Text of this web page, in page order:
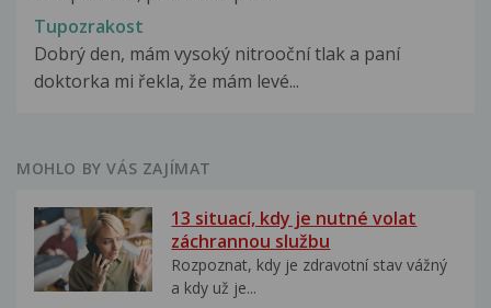
Tupozrakost
Dobrý den, mám vysoký nitrooční tlak a paní
doktorka mi řekla, že mám levé...
MOHLO BY VÁS ZAJÍMAT
13 situací, kdy je nutné volat
záchrannou službu
Rozpoznat, kdy je zdravotní stav vážný
a kdy už je...